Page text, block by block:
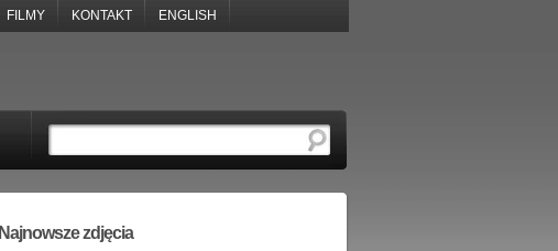
FILMY KONTAKT
ENGLISH
Najnowsze zdjęcia